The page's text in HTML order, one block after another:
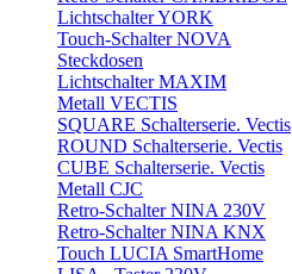
Lichtschalter YORK
Touch-Schalter NOVA
Steckdosen
Lichtschalter MAXIM
Metall VECTIS
SQUARE Schalterserie. Vectis
ROUND Schalterserie. Vectis
CUBE Schalterserie. Vectis
Metall CJC
Retro-Schalter NINA 230V
Retro-Schalter NINA KNX
Touch LUCIA SmartHome